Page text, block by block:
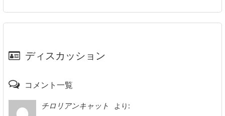
ディスカッション
コメント一覧
チロリアンキャット
より: